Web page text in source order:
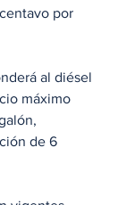
por
al diésel
máximo
de 6